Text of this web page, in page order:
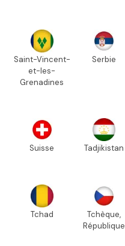
Saint-Vincent-
et-les-
Grenadines
Serbie
Suisse Tadjikistan
Tchad
Tchèque,
République